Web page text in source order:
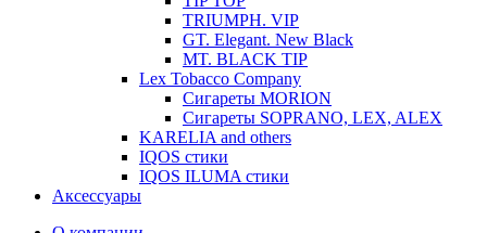
TRIUMPH. VIP
GT. Elegant. New Black
MT. BLACK TIP
Lex Tobacco Company
Сигареты MORION
Сигареты SOPRANO, LEX, ALEX
KARELIA and others
IQOS стики
IQOS ILUMA стики
Аксессуары